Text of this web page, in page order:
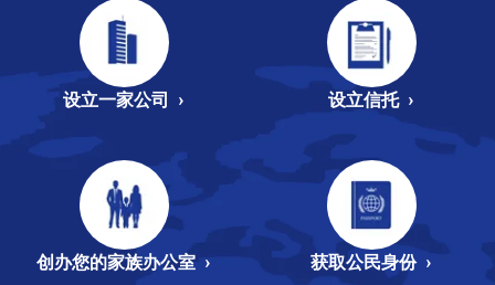
设立一家公司 › 设立信托 ›
创办您的家族办公室 › 获取公民身份 ›